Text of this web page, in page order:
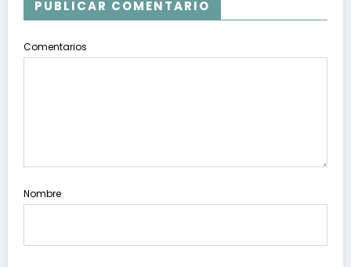
PUBLICAR COMENTARIO
Comentarios
Nombre